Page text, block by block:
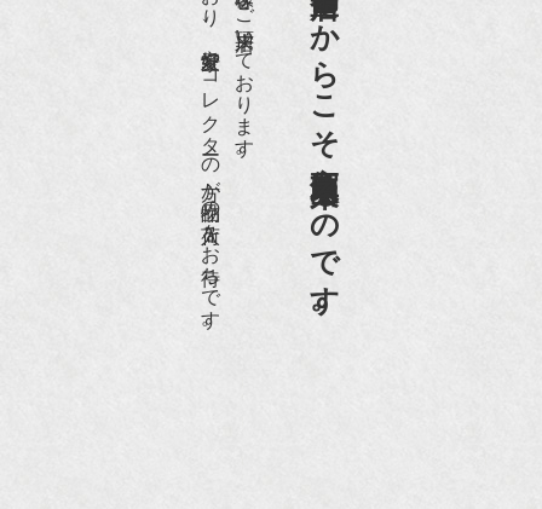
老舗骨董店だからこそ高価買取出来るのです。
愛好家やコレクターの方が品物の入荷をお待ちです。